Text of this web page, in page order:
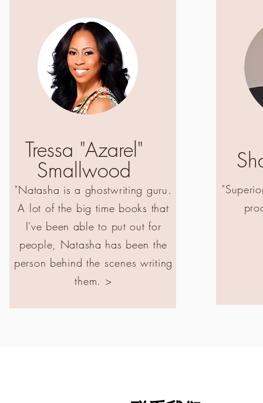
Tressa "Azarel"
Smallwood
"Natasha is a ghostwriting guru.
A lot of the big time books that
I've been able to put out for
people, Natasha has been the
person behind the scenes writing
them. >